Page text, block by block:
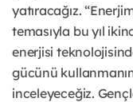
yatıracağız.
temasıyla bu yıl
enerjisi
gücünü kullanmanın
inceleyeceğiz.